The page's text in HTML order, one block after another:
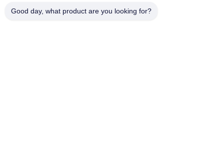
Good day, what product are you looking for?